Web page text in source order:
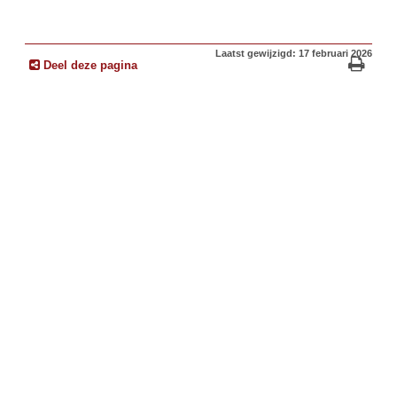
Deel deze pagina
Laatst gewijzigd: 17 februari 2026